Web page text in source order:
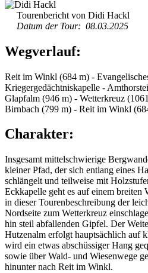
Tourenbericht von Didi Hackl
Datum der Tour: 08.03.2025
Wegverlauf:
Reit im Winkl (684 m) -
Kriegergedächtniskapelle -
Glapfalm (946 m) - Wetterkreuz
Birnbach (799 m) - Reit im Winkl
Charakter:
Insgesamt mittelschwierige
kleiner Pfad, der sich entlang eines
schlängelt und teilweise mit
Eckkapelle geht es auf einem
in dieser Tourenbeschreibung der
Nordseite zum Wetterkreuz
hin steil abfallenden Gipfel. Der
Hutzenalm erfolgt hauptsächlich auf
wird ein etwas abschüssiger Hang
sowie über Wald- und Wiesenwege
hinunter nach Reit im Winkl.